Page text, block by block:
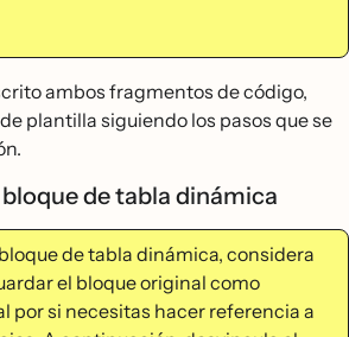
ambos fragmentos de código,
plantilla siguiendo los pasos que se
de tabla dinámica
de tabla dinámica, considera
el bloque original como
por si necesitas hacer referencia a